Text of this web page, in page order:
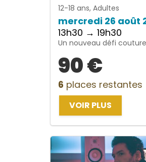
12-18 ans, Adultes
mercredi 26 août
13h30 → 19h30
Un nouveau défi
90 €
6 places restantes
VOIR PLUS